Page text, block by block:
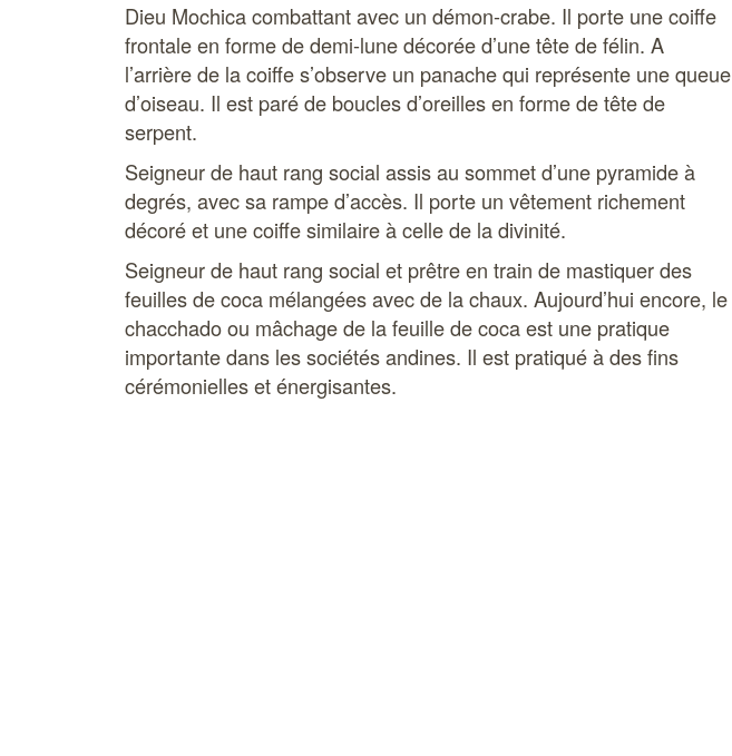
Dieu Mochica combattant avec un démon-crabe. Il porte une coiffe
frontale en forme de demi-lune décorée d’une tête de félin. A
l’arrière de la coiffe s’observe un panache qui représente une queue
d’oiseau. Il est paré de boucles d’oreilles en forme de tête de
serpent.
Seigneur de haut rang social assis au sommet d’une pyramide à
degrés, avec sa rampe d’accès. Il porte un vêtement richement
décoré et une coiffe similaire à celle de la divinité.
Seigneur de haut rang social et prêtre en train de mastiquer des
feuilles de coca mélangées avec de la chaux. Aujourd’hui encore, le
chacchado ou mâchage de la feuille de coca est une pratique
importante dans les sociétés andines. Il est pratiqué à des fins
cérémonielles et énergisantes.